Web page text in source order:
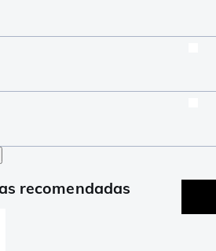
recomendadas